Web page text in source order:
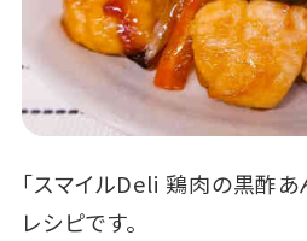
「スマイルDeli 鶏肉の黒酢
レシピです。